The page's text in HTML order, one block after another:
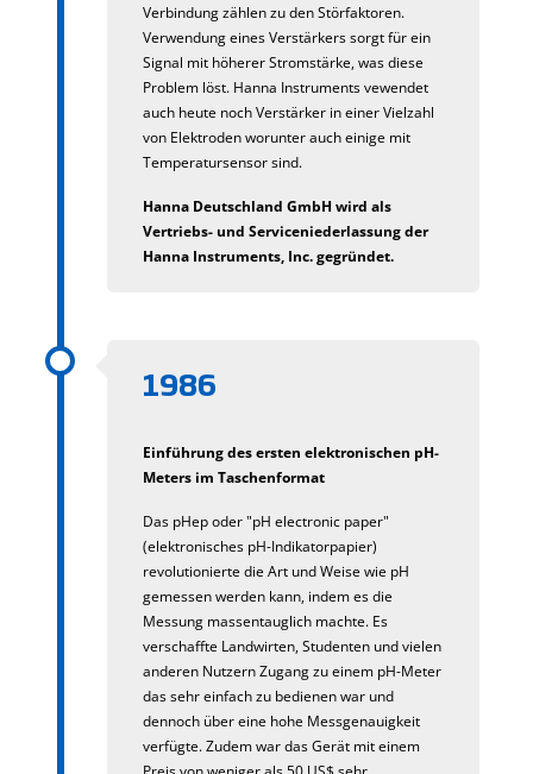
Verbindung zählen zu den Störfaktoren.
Verwendung eines Verstärkers sorgt für ein
Signal mit höherer Stromstärke, was diese
Problem löst. Hanna Instruments vewendet
auch heute noch Verstärker in einer Vielzahl
von Elektroden worunter auch einige mit
Temperatursensor sind.
Hanna Deutschland GmbH wird als
Vertriebs- und Serviceniederlassung der
Hanna Instruments, Inc. gegründet.
1986
Einführung des ersten elektronischen pH-
Meters im Taschenformat
Das pHep oder "pH electronic paper"
(elektronisches pH-Indikatorpapier)
revolutionierte die Art und Weise wie pH
gemessen werden kann, indem es die
Messung massentauglich machte. Es
verschaffte Landwirten, Studenten und vielen
anderen Nutzern Zugang zu einem pH-Meter
das sehr einfach zu bedienen war und
dennoch über eine hohe Messgenauigkeit
verfügte. Zudem war das Gerät mit einem